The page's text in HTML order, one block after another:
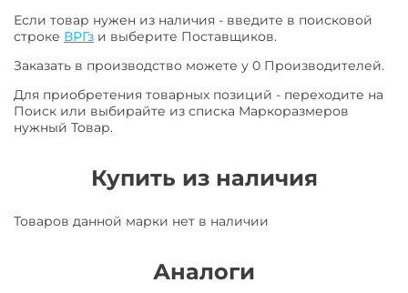
Если товар нужен из наличия - введите в поисковой
строке ВРГз и выберите Поставщиков.
Заказать в производство можете у 0 Производителей.
Для приобретения товарных позиций - переходите на
Поиск или выбирайте из списка Маркоразмеров
нужный Товар.
Купить из наличия
Товаров данной марки нет в наличии
Аналоги